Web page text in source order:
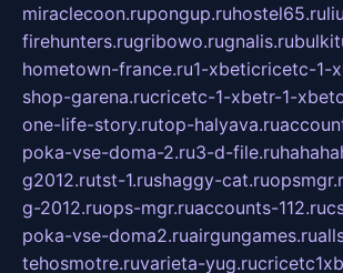
miraclecoon.rupongup.ruhostel65.ru
firehunters.rugribowo.rugnalis.ru
hometown-france.ru1-xbeticricetc-1-
shop-garena.rucricetc-1-xbetr-1-
one-life-story.rutop-halyava.ru
poka-vse-doma-2.ru3-d-file.ru
g2012.rutst-1.rushaggy-cat.ru
g-2012.ruops-mgr.ruaccounts-112.ru
poka-vse-doma2.ruairgungames.ru
tehosmotre.ruvarieta-yug.ru